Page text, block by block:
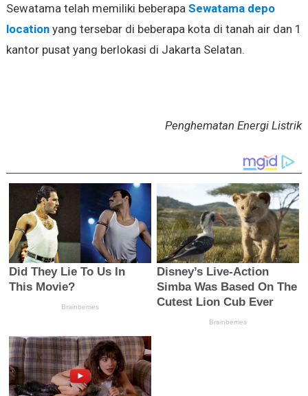
Sewatama telah memiliki beberapa Sewatama depo
locationyang tersebar di beberapa kota di tanah air dan 1
kantor pusat yang berlokasi di Jakarta Selatan.
Penghematan Energi Listrik